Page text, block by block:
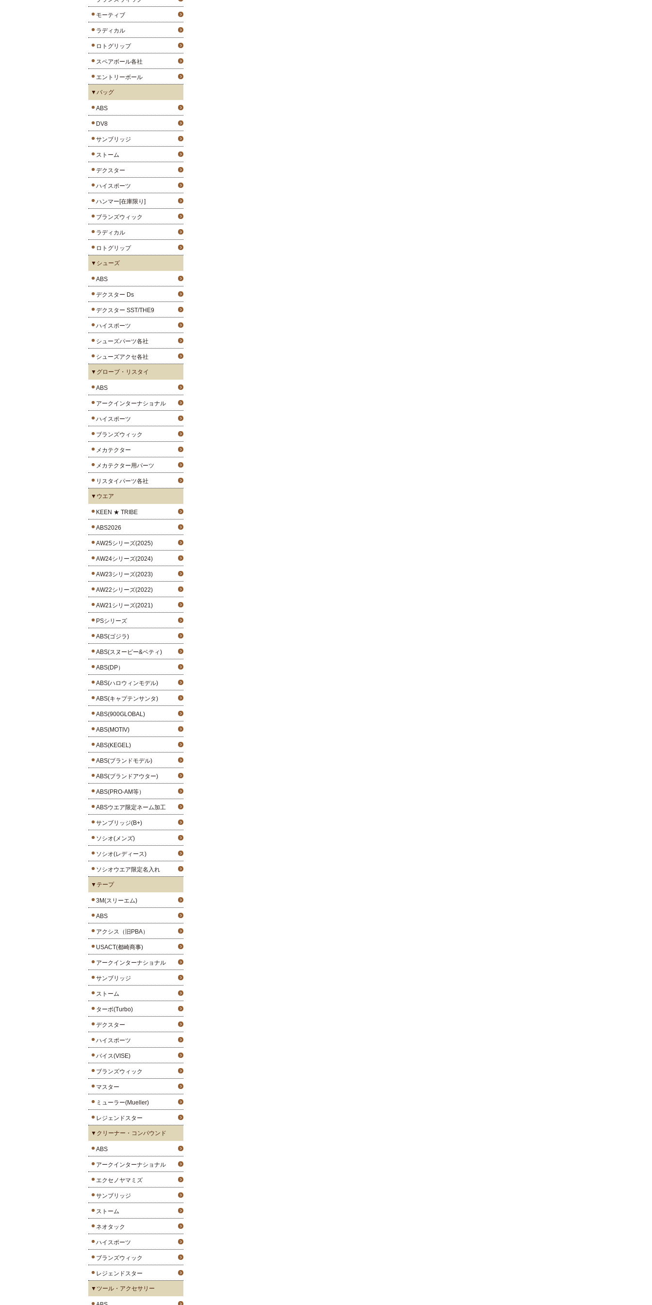
モーティブ
ラディカル
ロトグリップ
スペアボール各社
エントリーボール
▼バッグ
ABS
DV8
サンブリッジ
ストーム
デクスター
ハイスポーツ
ハンマー[在庫限り]
ブランズウィック
ラディカル
ロトグリップ
▼シューズ
ABS
デクスター Ds
デクスター SST/THE9
ハイスポーツ
シューズパーツ各社
シューズアクセ各社
▼グローブ・リスタイ
ABS
アークインターナショナル
ハイスポーツ
ブランズウィック
メカテクター
メカテクター用パーツ
リスタイパーツ各社
▼ウエア
KEEN ★ TRIBE
ABS2026
AW25シリーズ(2025)
AW24シリーズ(2024)
AW23シリーズ(2023)
AW22シリーズ(2022)
AW21シリーズ(2021)
PSシリーズ
ABS(ゴジラ)
ABS(スヌーピー&ベティ)
ABS(DP）
ABS(ハロウィンモデル)
ABS(キャプテンサンタ)
ABS(900GLOBAL)
ABS(MOTIV)
ABS(KEGEL)
ABS(ブランドモデル)
ABS(ブランドアウター)
ABS(PRO-AM等）
ABSウエア限定ネーム加工
サンブリッジ(B+)
ソシオ(メンズ)
ソシオ(レディース)
ソシオウエア限定名入れ
▼テープ
3M(スリーエム)
ABS
アクシス（旧PBA）
USACT(都崎商事)
アークインターナショナル
サンブリッジ
ストーム
ターボ(Turbo)
デクスター
ハイスポーツ
バイス(VISE)
ブランズウィック
マスター
ミューラー(Mueller)
レジェンドスター
▼クリーナー・コンパウンド
ABS
アークインターナショナル
エクセノヤマミズ
サンブリッジ
ストーム
ネオタック
ハイスポーツ
ブランズウィック
レジェンドスター
▼ツール・アクセサリー